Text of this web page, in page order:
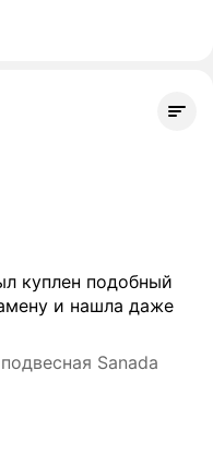
куплен подобный
и нашла даже
Sanada